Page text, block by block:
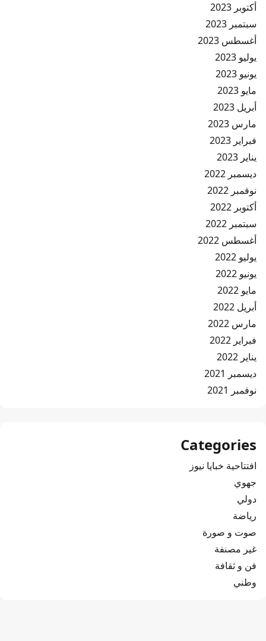
أكتوبر 2023
سبتمبر 2023
أغسطس 2023
يوليو 2023
يونيو 2023
مايو 2023
أبريل 2023
مارس 2023
فبراير 2023
يناير 2023
ديسمبر 2022
نوفمبر 2022
أكتوبر 2022
سبتمبر 2022
أغسطس 2022
يوليو 2022
يونيو 2022
مايو 2022
أبريل 2022
مارس 2022
فبراير 2022
يناير 2022
ديسمبر 2021
نوفمبر 2021
Categories
افتتاحية خبايا نيوز
جهوي
دولي
رياضة
صوت و صورة
غير مصنفة
فن و ثقافة
وطني